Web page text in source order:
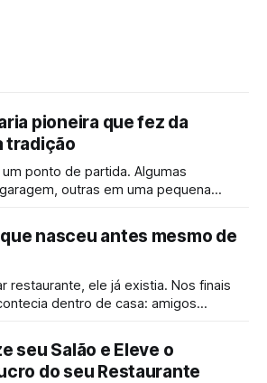
pioneira que fez da
tradição
ponto de partida. Algumas
outras em uma pequena
nasceu antes mesmo de
restaurante, ele já existia. Nos finais
dentro de casa: amigos
seu Salão e Eleve o
do seu Restaurante